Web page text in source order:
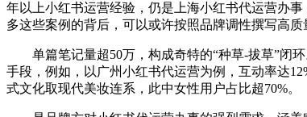
年以上小红书运营经验，仍是上海小红书代运营办
多这些案例的背后，可以或许按照品牌调性撰写高
单篇笔记量超50万，构成奇特的“种草-拔草”闭环
手段，例如，以广州小红书代运营为例，互动率达
式文化取现代美妆连系，此中女性用户占比超70%。